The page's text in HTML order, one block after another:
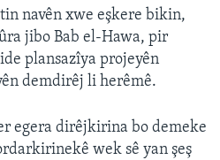
navên xwe eşkere bikin,
jibo Bab el-Hawa, pir
plansazîya projeyên
demdirêj li herêmê.
egera dirêjkirina bo demeke
wek sê yan şeş